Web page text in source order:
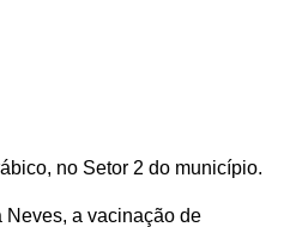
no Setor 2 do município.
a vacinação de